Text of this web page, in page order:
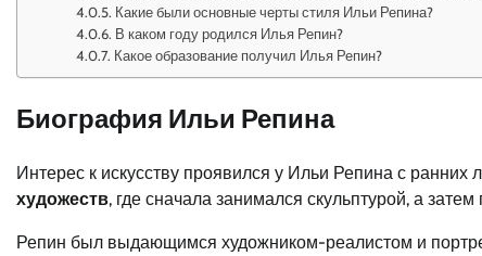
Какие были основные черты стиля Ильи Репина?
В каком году родился Илья Репин?
Какое образование получил Илья Репин?
Биография Ильи Репина
Интерес к искусству проявился у Ильи Репина с ранних
художеств, где сначала занимался скульптурой, а
Репин был выдающимся художником-реалистом и